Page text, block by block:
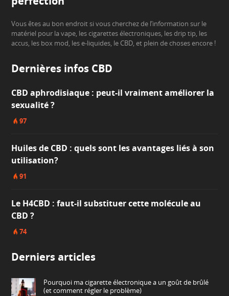
Vous êtes au bon endroit si vous cherchez de l’information sur le
matériel pour la vape, les cigarettes électroniques, les drip tip, les
accus, les box mod, les e-liquides, le CBD, et plein de choses encore !
Dernières infos CBD
CBD aphrodisiaque : peut-il vraiment améliorer la
sexualité ?
97
Huiles de CBD : quels sont les avantages liés à son
utilisation?
91
Le H4CBD : faut-il substituer cette molécule au
CBD ?
74
Derniers articles
Pourquoi ma cigarette électronique a un goût de brûlé
(et comment régler le problème)